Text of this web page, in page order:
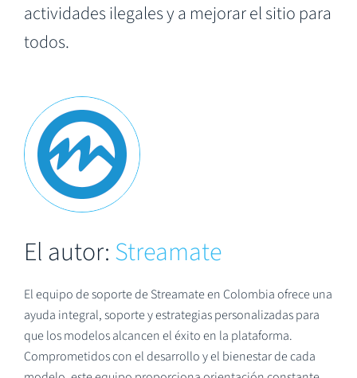
actividades ilegales y a mejorar el sitio para
todos.
El autor:Streamate
El equipo de soporte de Streamate en Colombia ofrece una
ayuda integral, soporte y estrategias personalizadas para
que los modelos alcancen el éxito en la plataforma.
Comprometidos con el desarrollo y el bienestar de cada